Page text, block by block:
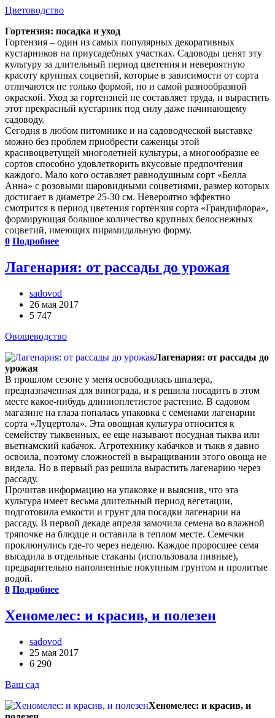
Цветоводство
Гортензия: посадка и уход
Гортензия – один из самых популярных декоративных
кустарников на приусадебных участках. Садоводы ценят эту
культуру за длительный период цветения и невероятную
красоту крупных соцветий, которые в зависимости от сорта
отличаются не только формой, но и самой разнообразной
окраской. Уход за гортензией не составляет труда, и вырастить
этот прекрасный кустарник под силу даже начинающему
садоводу.
Сегодня в любом питомнике и на садоводческой выставке
можно без проблем приобрести саженцы этой
красивоцветущей многолетней культуры, а многообразие ее
сортов способно удовлетворить вкусовые предпочтения
каждого. Мало кого оставляет равнодушным сорт «Белла
Анна» с розовыми шаровидными соцветиями, размер которых
достигает в диаметре 25-30 см. Невероятно эффектно
смотрится в период цветения гортензия сорта «Грандифлора»,
формирующая большое количество крупных белоснежных
соцветий, имеющих пирамидальную форму.
0 Подробнее
Лагенария: от рассады до урожая
sadovod
26 мая 2017
5 747
Овощеводство
Лагенария: от рассады до
урожая
В прошлом сезоне у меня освободилась шпалера,
предназначенная для винограда, и я решила посадить в этом
месте какое-нибудь длинноплетистое растение. В садовом
магазине на глаза попалась упаковка с семенами лагенарии
сорта «Луцертола». Эта овощная культура относится к
семейству тыквенных, ее еще называют посудная тыква или
вьетнамский кабачок. Агротехнику кабачков и тыкв я давно
освоила, поэтому сложностей в выращивании этого овоща не
видела. Но в первый раз решила вырастить лагенарию через
рассаду.
Прочитав информацию на упаковке и выяснив, что эта
культура имеет весьма длительный период вегетации,
подготовила емкости и грунт для посадки лагенарии на
рассаду. В первой декаде апреля замочила семена во влажной
тряпочке на блюдце и оставила в теплом месте. Семечки
проклюнулись где-то через неделю. Каждое проросшее семя
высадила в отдельные стаканы (использовала пивные),
предварительно наполненные покупным грунтом и пролитые
водой.
0 Подробнее
Хеномелес: и красив, и полезен
sadovod
25 мая 2017
6 290
Ваш сад
Хеномелес: и красив, и